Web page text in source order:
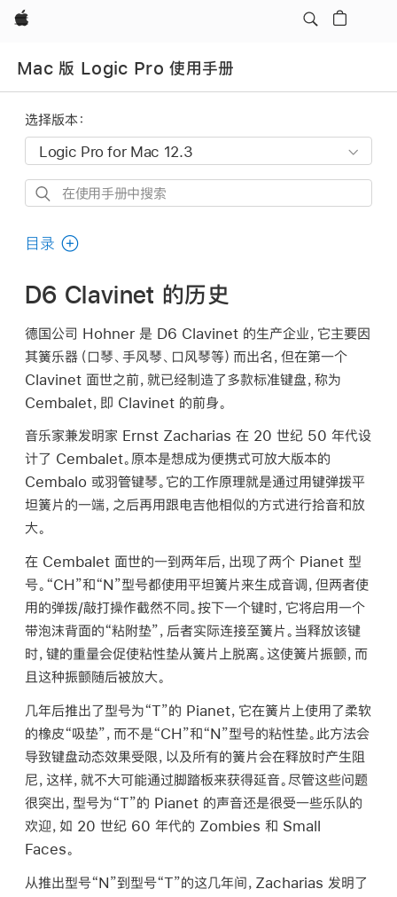
Apple
Mac 版 Logic Pro 使用手册
选择版本：
在
用
册
中
搜
索
目录
D6 Clavinet 的历史
德国公司 Hohner 是 D6 Clavinet 的生产企业，它主要因
其簧乐器（口琴、手风琴、口风琴等）而出名，但在第一个
Clavinet 面世之前，就已经制造了多款标准键盘，称为
Cembalet，即 Clavinet 的前身。
音乐家兼发明家 Ernst Zacharias 在 20 世纪 50 年代设
计了 Cembalet。原本是想成为便携式可放大版本的
Cembalo 或羽管键琴。它的工作原理就是通过用键弹拨平
坦簧片的一端，之后再用跟电吉他相似的方式进行拾音和放
大。
在 Cembalet 面世的一到两年后，出现了两个 Pianet 型
号。“CH”和“N”型号都使用平坦簧片来生成音调，但两者使
用的弹拨/敲打操作截然不同。按下一个键时，它将启用一个
带泡沫背面的“粘附垫”，后者实际连接至簧片。当释放该键
时，键的重量会促使粘性垫从簧片上脱离。这使簧片振颤，而
且这种振颤随后被放大。
几年后推出了型号为“T”的 Pianet，它在簧片上使用了柔软
的橡皮“吸垫”，而不是“CH”和“N”型号的粘性垫。此方法会
导致键盘动态效果受限，以及所有的簧片会在释放时产生阻
尼，这样，就不大可能通过脚踏板来获得延音。尽管这些问题
很突出，型号为“T”的 Pianet 的声音还是很受一些乐队的
欢迎，如 20 世纪 60 年代的 Zombies 和 Small
Faces。
从推出型号“N”到型号“T”的这几年间，Zacharias 发明了